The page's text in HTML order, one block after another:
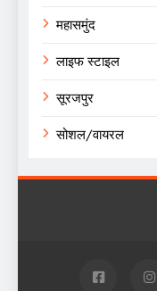
महासमुंद
लाइफ स्टाइल
सूरजपुर
सोशल/वायरल